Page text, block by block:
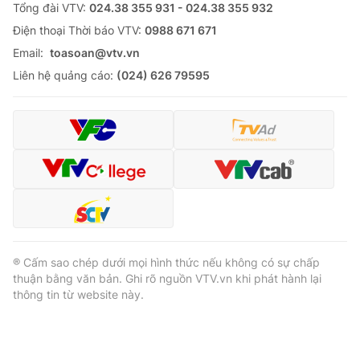
® Cấm sao chép dưới mọi hình thức nếu không có sự chấp
thuận bằng văn bản. Ghi rõ nguồn VTV.vn khi phát hành lại
Tổng đài VTV: 024.38 355 931 - 024.38 355 932
Ðiện thoại Thời báo VTV: 0988 671 671
Email: toasoan@vtv.vn
Liên hệ quảng cáo: (024) 626 79595
® Cấm sao chép dưới mọi hình thức nếu không có sự chấp
thuận bằng văn bản. Ghi rõ nguồn VTV.vn khi phát hành lại
thông tin từ website này.